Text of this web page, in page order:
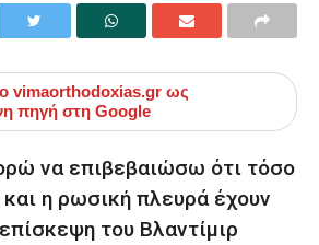
vimaorthodoxias.gr ως
πηγή στη Google
να επιβεβαιώσω ότι τόσο
η ρωσική πλευρά έχουν
του Βλαντίμιρ